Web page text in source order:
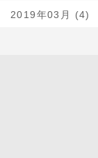
2019年03月 (4)